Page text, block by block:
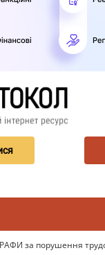
за порушення